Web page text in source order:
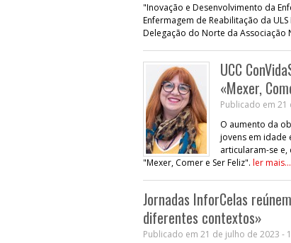
"Inovação e Desenvolvimento da
Enfermagem de Reabilitação da
Delegação do Norte da Associação
UCC
«Mexer,
Publicado em 21
O aumento da
jovens em idade
articularam-se e,
"Mexer, Comer e Ser Feliz". ler mais...
Jornadas InforCelas
diferentes contextos»
Publicado em 21 de julho de 2023 -